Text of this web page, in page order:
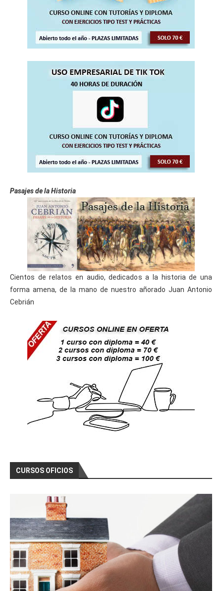
Pasajes de la Historia
Cientos de relatos en audio, dedicados a la historia de una
forma amena, de la mano de nuestro añorado Juan Antonio
Cebrián
CURSOS OFICIOS